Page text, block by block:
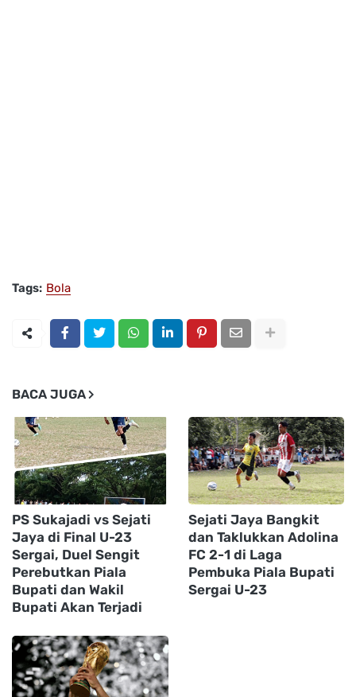
Tags: Bola
BACA JUGA
PS Sukajadi vs Sejati
Jaya di Final U-23
Sergai, Duel Sengit
Perebutkan Piala
Bupati dan Wakil
Bupati Akan Terjadi
Sejati Jaya Bangkit
dan Taklukkan Adolina
FC 2-1 di Laga
Pembuka Piala Bupati
Sergai U-23